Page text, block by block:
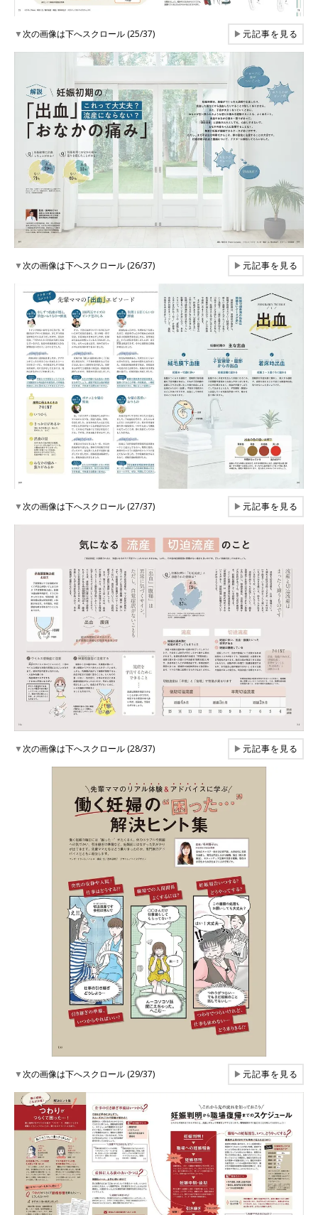
▼次の画像は下へスクロール (25/37) ▶元記事を見る
▼次の画像は下へスクロール (26/37) ▶元記事を見る
▼次の画像は下へスクロール (27/37) ▶元記事を見る
▼次の画像は下へスクロール (28/37) ▶元記事を見る
▼次の画像は下へスクロール (29/37) ▶元記事を見る